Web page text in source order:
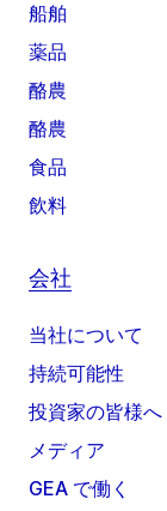
船舶
薬品
酪農
酪農
食品
飲料
会社
当社について
持続可能性
投資家の皆様へ
メディア
GEA で働く